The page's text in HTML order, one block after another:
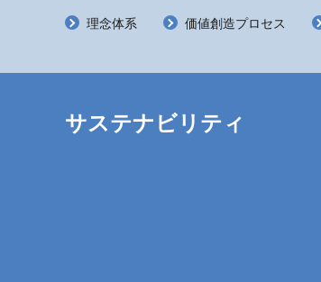
理念体系 価値創造プロセス
サステナビリティ